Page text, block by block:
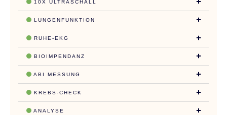
10X ULTRASCHALL
LUNGENFUNKTION
RUHE-EKG
BIOIMPENDANZ
ABI MESSUNG
KREBS-CHECK
ANALYSE